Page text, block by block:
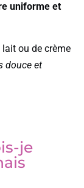
uniforme et
ou de crème
douce et
je